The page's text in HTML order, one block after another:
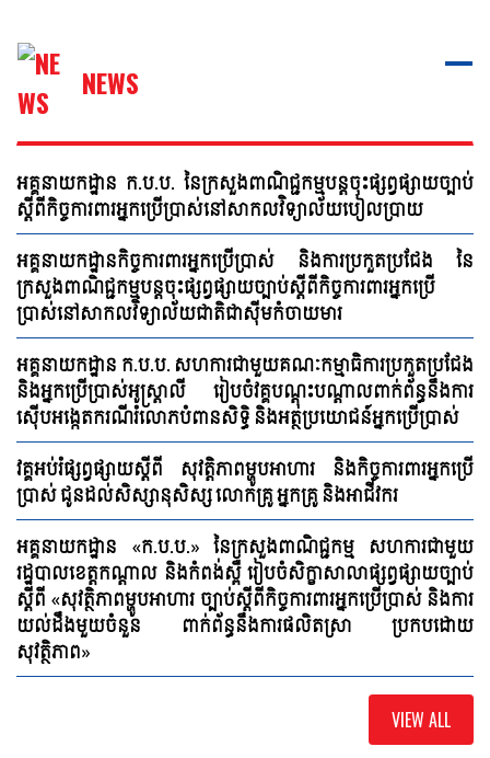
NEWS
អគ្គនាយកដ្ឋាន ក.ប.ប. នៃក្រសួងពាណិជ្ជកម្មបន្តចុះផ្សព្វផ្សាយច្បាប់
ស្ដីពីកិច្ចការពារអ្នកប្រើប្រាស់នៅសាកលវិទ្យាល័យបៀលប្រាយ
អគ្គនាយកដ្ឋានកិច្ចការពារអ្នកប្រើប្រាស់ និងការប្រកួតប្រជែង នៃ
ក្រសួងពាណិជ្ជកម្មបន្តចុះផ្សព្វផ្សាយច្បាប់ស្ដីពីកិច្ចការពារអ្នកប្រើ
ប្រាស់នៅសាកលវិទ្យាល័យជាតិជាស៊ីមកំចាយមារ
អគ្គនាយកដ្ឋាន ក.ប.ប. សហការជាមួយគណៈកម្មាធិការប្រកួតប្រជែង
និងអ្នកប្រើប្រាស់អូស្រ្តាលី រៀបចំវគ្គបណ្តុះបណ្តាលពាក់ព័ន្ធនឹងការ
ស៊ើបអង្កេតករណីរំលោភបំពានសិទ្ធិ និងអត្ថប្រយោជន៍អ្នកប្រើប្រាស់
វគ្គអប់រំផ្សព្វផ្សាយស្តីពី សុវត្តិភាពម្ហូបអាហារ និងកិច្ចការពារអ្នកប្រើ
ប្រាស់ ជូនដល់សិស្សានុសិស្ស លោកគ្រូ អ្នកគ្រូ និងអាជីវករ
អគ្គនាយកដ្ឋាន «ក.ប.ប.» នៃក្រសួងពាណិជ្ជកម្ម សហការជាមួយ
រដ្ឋបាលខេត្តកណ្ដាល និងកំពង់ស្ពឺ រៀបចំសិក្ខាសាលាផ្សព្វផ្សាយច្បាប់
ស្ដីពី «សុវត្ថិភាពម្ហូបអាហារ ច្បាប់ស្ដីពីកិច្ចការពារអ្នកប្រើប្រាស់ និងការ
យល់ដឹងមួយចំនួន ពាក់ព័ន្ធនឹងការផលិតស្រា ប្រកបដោយ
សុវត្ថិភាព»
VIEW ALL